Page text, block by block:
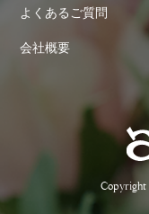
よくあるご質問
会社概要
Copyright